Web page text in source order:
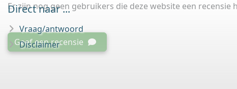
Er zijn nog geen gebruikers die deze website een recensie
Geef een recensie
Direct naar ...
Vraag/antwoord
Disclaimer